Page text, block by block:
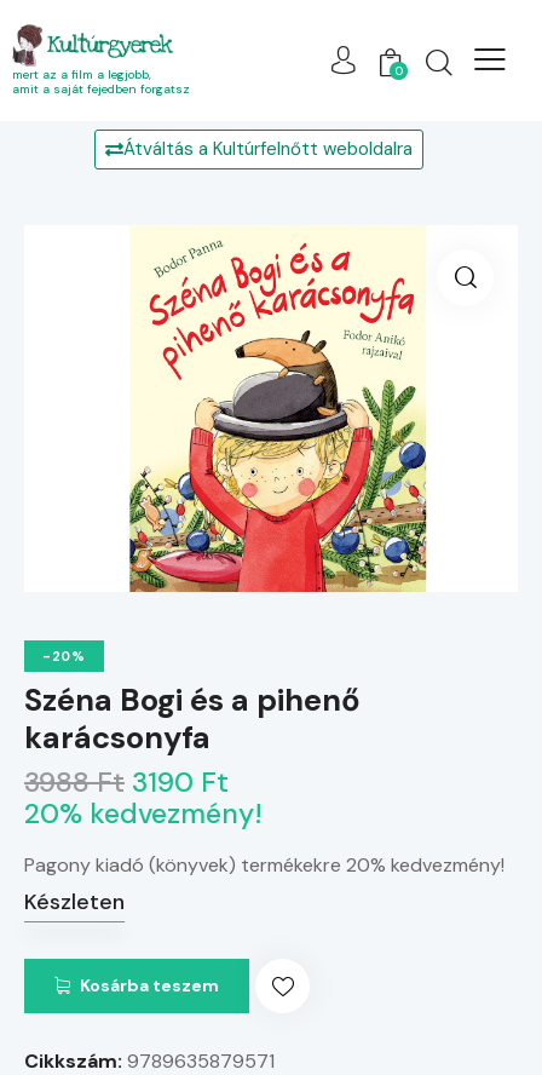
Kultúrgyerek
mert az a film a legjobb,
amit a saját fejedben forgatsz
0
Átváltás a Kultúrfelnőtt weboldalra
-20%
Széna Bogi és a pihenő
karácsonyfa
3988 Ft 3190 Ft
20% kedvezmény!
Pagony kiadó (könyvek) termékekre 20% kedvezmény!
Készleten
Kosárba teszem
Cikkszám: 9789635879571